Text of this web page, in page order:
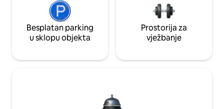
Besplatan parking
u sklopu objekta
Prostorija za
vježbanje